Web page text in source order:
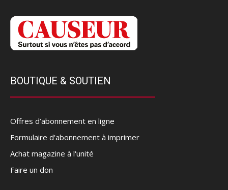
BOUTIQUE & SOUTIEN
Offres d’abonnement en ligne
Formulaire d'abonnement à imprimer
Achat magazine à l'unité
Faire un don